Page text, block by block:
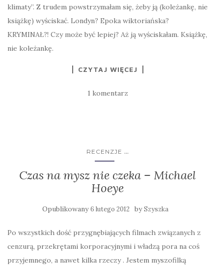
klimaty”. Z trudem powstrzymałam się, żeby ją (koleżankę, nie
książkę) wyściskać. Londyn? Epoka wiktoriańska?
KRYMINAŁ?! Czy może być lepiej? Aż ją wyściskałam. Książkę,
nie koleżankę.
CZYTAJ WIĘCEJ
1 komentarz
RECENZJE ...
Czas na mysz nie czeka – Michael
Hoeye
Opublikowany6 lutego 2012 bySzyszka
Po wszystkich dość przygnębiających filmach związanych z
cenzurą, przekrętami korporacyjnymi i władzą pora na coś
przyjemnego, a nawet kilka rzeczy . Jestem myszofilką